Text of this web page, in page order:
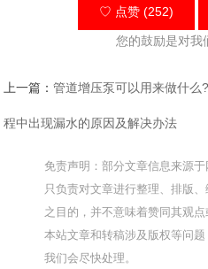
♡ 点赞 (252)
您的鼓励是对我
上一篇：管道增压泵可以用来做什么?
程中出现漏水的原因及解决办法
免责声明：部分文章信息来源
只负责对文章进行整理、排版
之目的，并不意味着赞同其观
本站文章和转稿涉及版权等问题
我们会尽快处理。